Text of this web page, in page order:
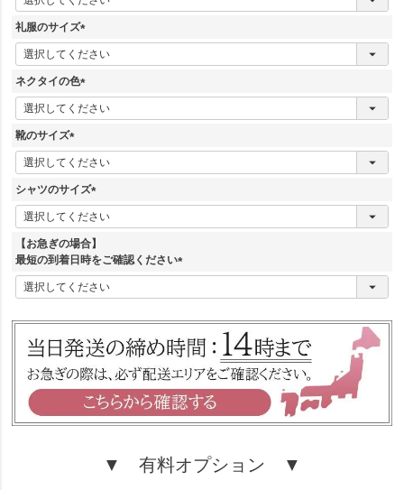
必
)
礼服のサイズ
(
必
須
)
ネクタイの色
(
必
)
靴のサイズ
(
必
須
)
シャツのサイズ
(
必
須
)
【お急ぎの場合】
最短の到着日時をご確認ください
(
必
)
▼ 有料オプション ▼